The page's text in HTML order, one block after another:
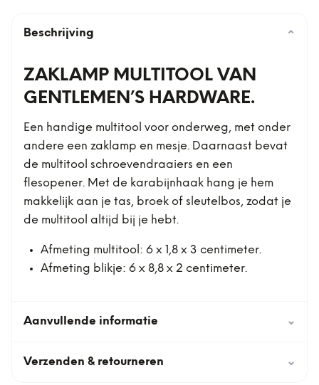
Beschrijving ⌄
ZAKLAMP MULTITOOL VAN
GENTLEMEN’S HARDWARE.
Een handige multitool voor onderweg, met onder
andere een zaklamp en mesje. Daarnaast bevat
de multitool schroevendraaiers en een
flesopener. Met de karabijnhaak hang je hem
makkelijk aan je tas, broek of sleutelbos, zodat je
de multitool altijd bij je hebt.
Afmeting multitool: 6 x 1,8 x 3 centimeter.
Afmeting blikje: 6 x 8,8 x 2 centimeter.
Aanvullende informatie ⌄
Verzenden & retourneren ⌄